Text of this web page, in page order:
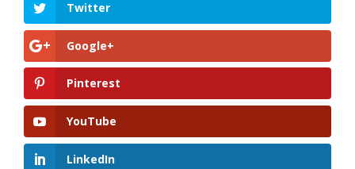
Twitter
Google+
Pinterest
YouTube
LinkedIn